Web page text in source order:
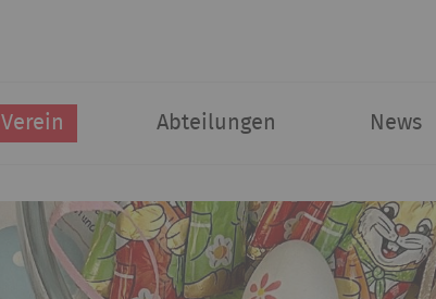
Verein Abteilungen News